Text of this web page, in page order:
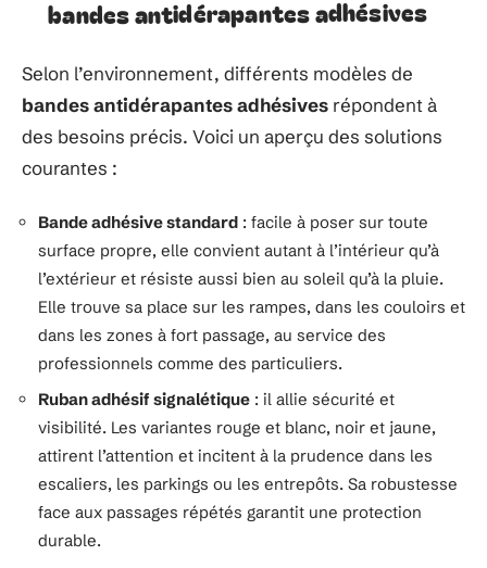
bandes antidérapantes adhésives
Selon l’environnement, différents modèles de
bandes antidérapantes adhésives répondent à
des besoins précis. Voici un aperçu des solutions
courantes :
Bande adhésive standard : facile à poser sur toute
surface propre, elle convient autant à l’intérieur qu’à
l’extérieur et résiste aussi bien au soleil qu’à la pluie.
Elle trouve sa place sur les rampes, dans les couloirs et
dans les zones à fort passage, au service des
professionnels comme des particuliers.
Ruban adhésif signalétique : il allie sécurité et
visibilité. Les variantes rouge et blanc, noir et jaune,
attirent l’attention et incitent à la prudence dans les
escaliers, les parkings ou les entrepôts. Sa robustesse
face aux passages répétés garantit une protection
durable.